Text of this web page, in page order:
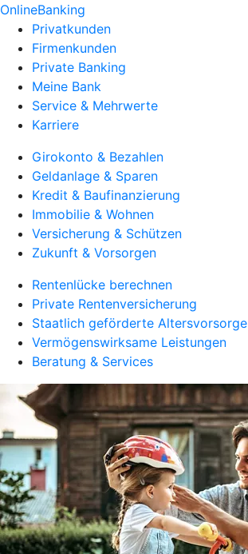
OnlineBanking
Privatkunden
Firmenkunden
Private Banking
Meine Bank
Service & Mehrwerte
Karriere
Girokonto & Bezahlen
Geldanlage & Sparen
Kredit & Baufinanzierung
Immobilie & Wohnen
Versicherung & Schützen
Zukunft & Vorsorgen
Rentenlücke berechnen
Private Rentenversicherung
Staatlich geförderte Altersvorsorge
Vermögenswirksame Leistungen
Beratung & Services